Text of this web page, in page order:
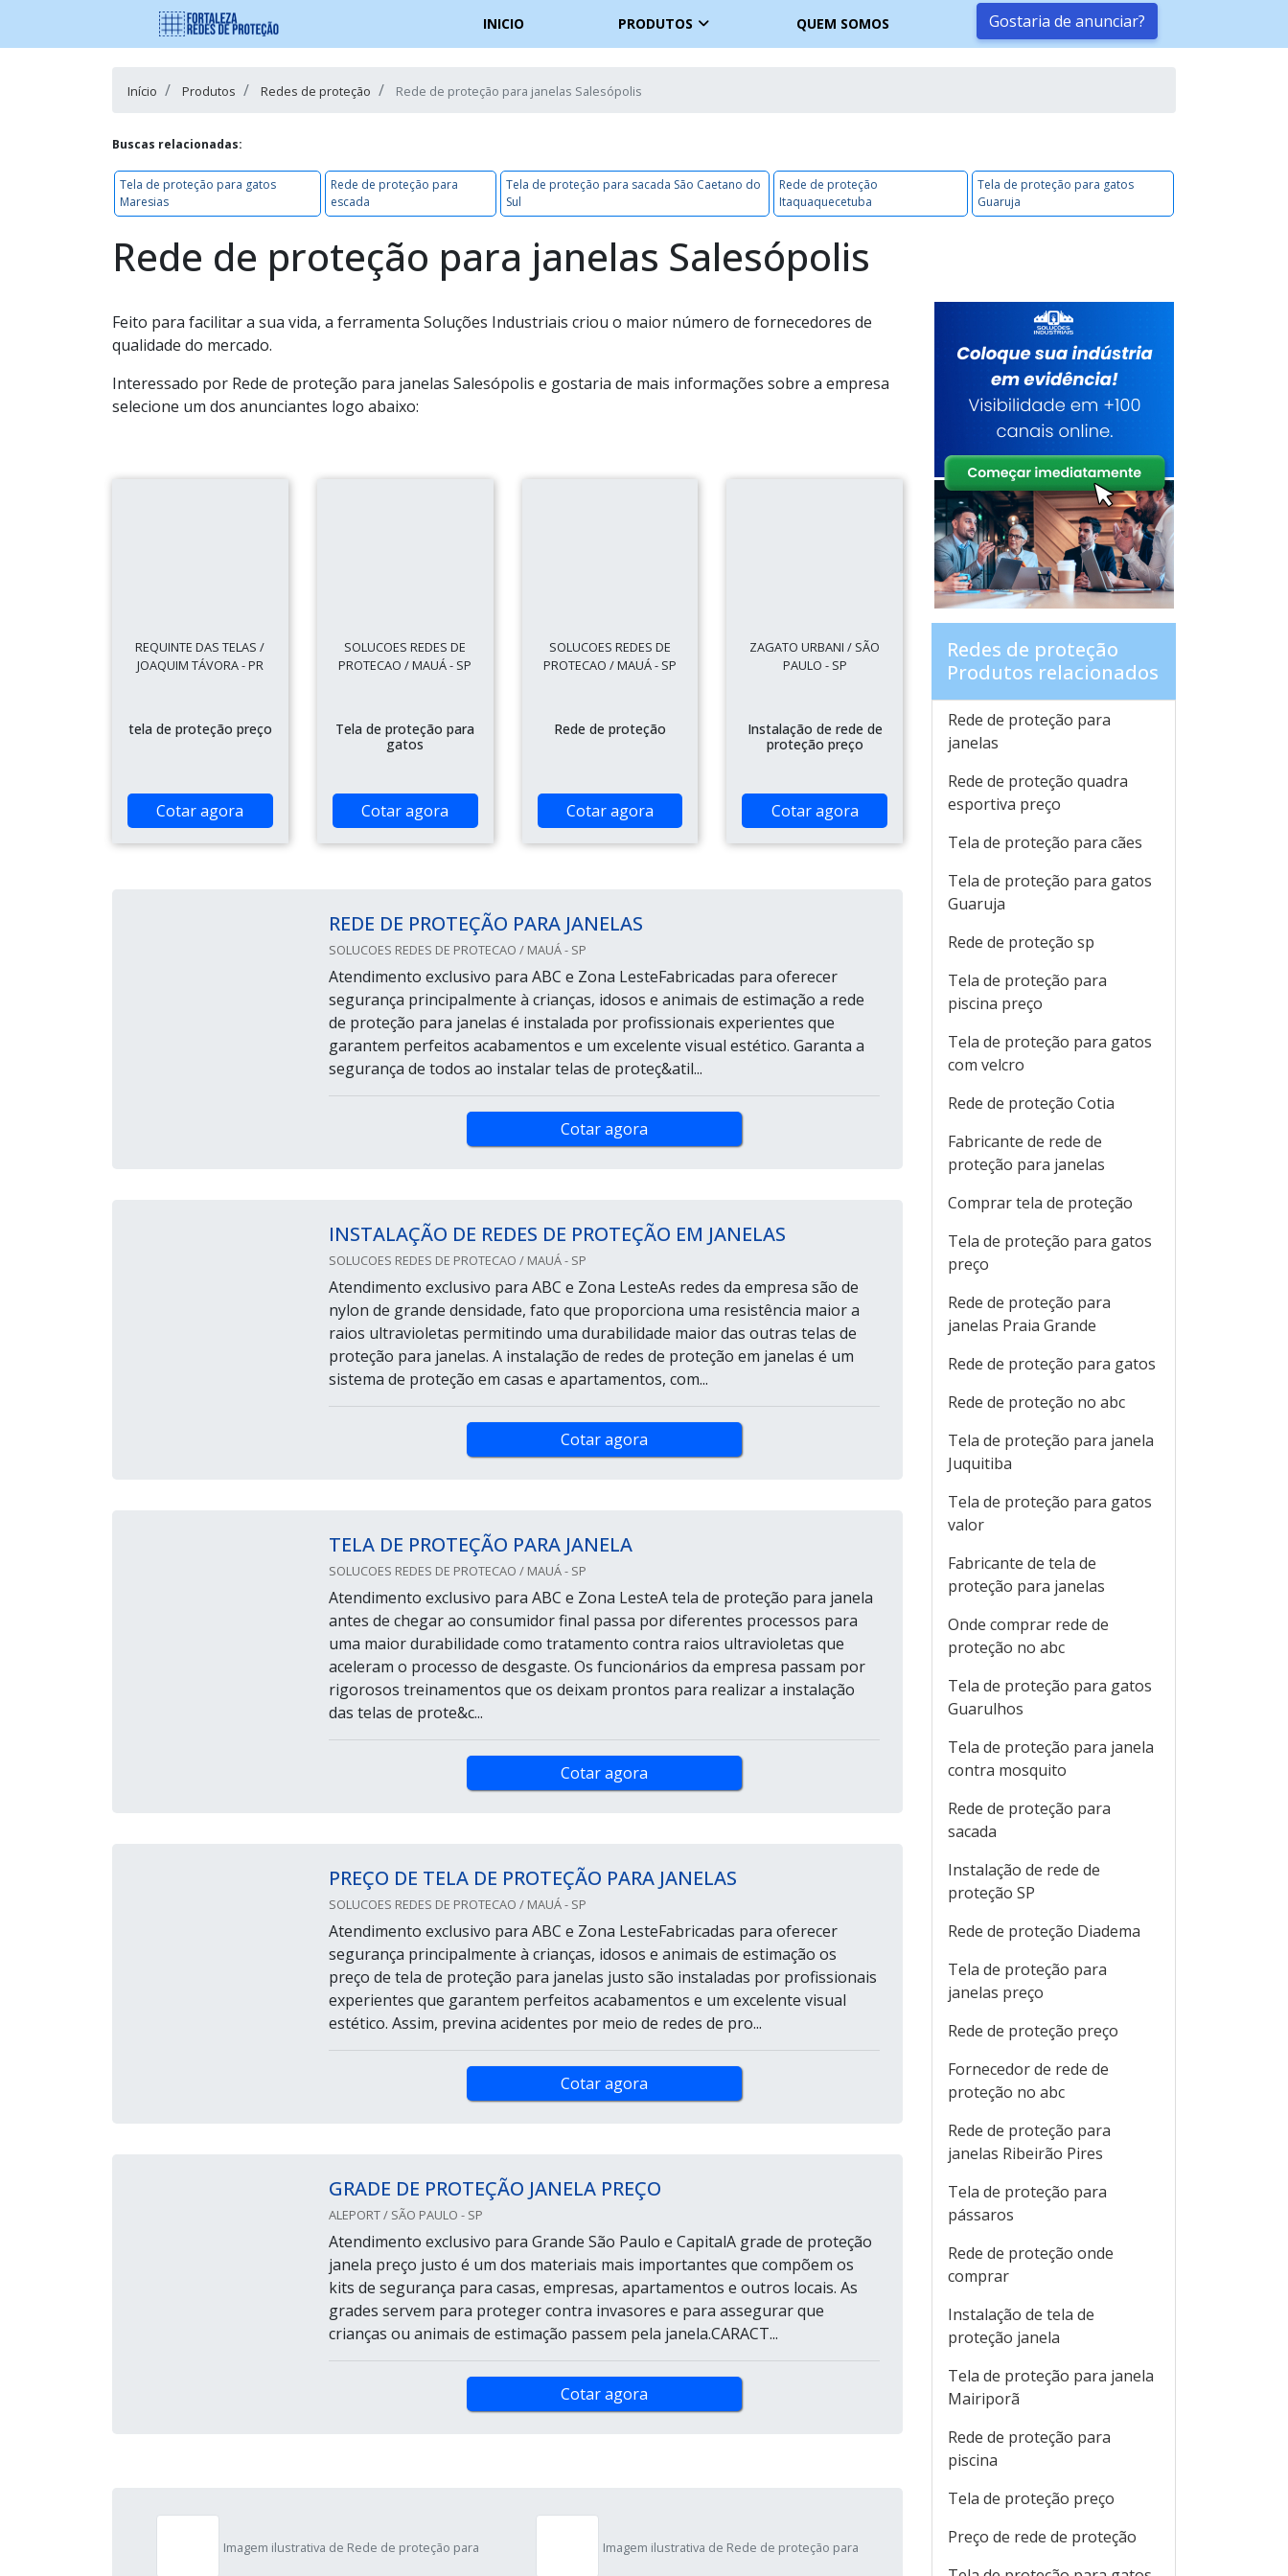
INICIO PRODUTOS QUEM SOMOS Gostaria de anunciar?
Início Produtos Redes de proteção Rede de proteção para janelas Salesópolis
Buscas relacionadas:
Tela de proteção para gatos
Maresias
Rede de proteção para
escada
Tela de proteção para sacada São Caetano do
Sul
Rede de proteção
Itaquaquecetuba
Tela de proteção para gatos
Guaruja
Rede de proteção para janelas Salesópolis
Feito para facilitar a sua vida, a ferramenta Soluções Industriais criou o maior número de fornecedores de
qualidade do mercado.
Interessado por Rede de proteção para janelas Salesópolis e gostaria de mais informações sobre a empresa
selecione um dos anunciantes logo abaixo:
REQUINTE DAS TELAS /
JOAQUIM TÁVORA - PR
tela de proteção preço
Cotar agora
SOLUCOES REDES DE
PROTECAO / MAUÁ - SP
Tela de proteção para
gatos
Cotar agora
SOLUCOES REDES DE
PROTECAO / MAUÁ - SP
Rede de proteção
Cotar agora
ZAGATO URBANI / SÃO
PAULO - SP
Instalação de rede de
proteção preço
Cotar agora
REDE DE PROTEÇÃO PARA JANELAS
SOLUCOES REDES DE PROTECAO / MAUÁ - SP
Atendimento exclusivo para ABC e Zona LesteFabricadas para oferecer
segurança principalmente à crianças, idosos e animais de estimação a rede
de proteção para janelas é instalada por profissionais experientes que
garantem perfeitos acabamentos e um excelente visual estético. Garanta a
segurança de todos ao instalar telas de proteç&atil...
Cotar agora
INSTALAÇÃO DE REDES DE PROTEÇÃO EM JANELAS
SOLUCOES REDES DE PROTECAO / MAUÁ - SP
Atendimento exclusivo para ABC e Zona LesteAs redes da empresa são de
nylon de grande densidade, fato que proporciona uma resistência maior a
raios ultravioletas permitindo uma durabilidade maior das outras telas de
proteção para janelas. A instalação de redes de proteção em janelas é um
sistema de proteção em casas e apartamentos, com...
Cotar agora
TELA DE PROTEÇÃO PARA JANELA
SOLUCOES REDES DE PROTECAO / MAUÁ - SP
Atendimento exclusivo para ABC e Zona LesteA tela de proteção para janela
antes de chegar ao consumidor final passa por diferentes processos para
uma maior durabilidade como tratamento contra raios ultravioletas que
aceleram o processo de desgaste. Os funcionários da empresa passam por
rigorosos treinamentos que os deixam prontos para realizar a instalação
das telas de prote&c...
Cotar agora
PREÇO DE TELA DE PROTEÇÃO PARA JANELAS
SOLUCOES REDES DE PROTECAO / MAUÁ - SP
Atendimento exclusivo para ABC e Zona LesteFabricadas para oferecer
segurança principalmente à crianças, idosos e animais de estimação os
preço de tela de proteção para janelas justo são instaladas por profissionais
experientes que garantem perfeitos acabamentos e um excelente visual
estético. Assim, previna acidentes por meio de redes de pro...
Cotar agora
GRADE DE PROTEÇÃO JANELA PREÇO
ALEPORT / SÃO PAULO - SP
Atendimento exclusivo para Grande São Paulo e CapitalA grade de proteção
janela preço justo é um dos materiais mais importantes que compõem os
kits de segurança para casas, empresas, apartamentos e outros locais. As
grades servem para proteger contra invasores e para assegurar que
crianças ou animais de estimação passem pela janela.CARACT...
Cotar agora
Imagem ilustrativa de Rede de proteção para Imagem ilustrativa de Rede de proteção para
Redes de proteção
Produtos relacionados
Rede de proteção para
janelas
Rede de proteção quadra
esportiva preço
Tela de proteção para cães
Tela de proteção para gatos
Guaruja
Rede de proteção sp
Tela de proteção para
piscina preço
Tela de proteção para gatos
com velcro
Rede de proteção Cotia
Fabricante de rede de
proteção para janelas
Comprar tela de proteção
Tela de proteção para gatos
preço
Rede de proteção para
janelas Praia Grande
Rede de proteção para gatos
Rede de proteção no abc
Tela de proteção para janela
Juquitiba
Tela de proteção para gatos
valor
Fabricante de tela de
proteção para janelas
Onde comprar rede de
proteção no abc
Tela de proteção para gatos
Guarulhos
Tela de proteção para janela
contra mosquito
Rede de proteção para
sacada
Instalação de rede de
proteção SP
Rede de proteção Diadema
Tela de proteção para
janelas preço
Rede de proteção preço
Fornecedor de rede de
proteção no abc
Rede de proteção para
janelas Ribeirão Pires
Tela de proteção para
pássaros
Rede de proteção onde
comprar
Instalação de tela de
proteção janela
Tela de proteção para janela
Mairiporã
Rede de proteção para
piscina
Tela de proteção preço
Preço de rede de proteção